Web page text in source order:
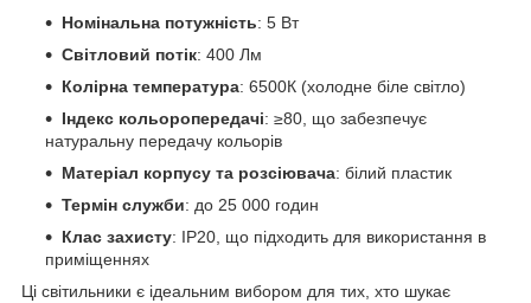
Номінальна потужність: 5 Вт
Світловий потік: 400 Лм
Колірна температура: 6500К (холодне біле світло)
Індекс кольоропередачі: ≥80, що забезпечує
натуральну передачу кольорів
Матеріал корпусу та розсіювача: білий пластик
Термін служби: до 25 000 годин
Клас захисту: IP20, що підходить для використання в
приміщеннях
Ці світильники є ідеальним вибором для тих, хто шукає